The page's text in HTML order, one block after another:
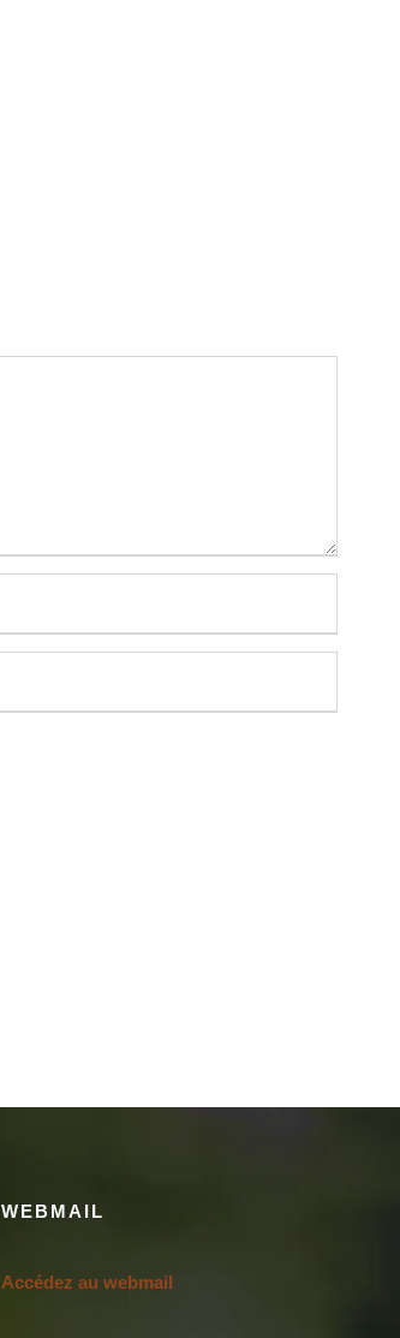
WEBMAIL
Accédez au webmail